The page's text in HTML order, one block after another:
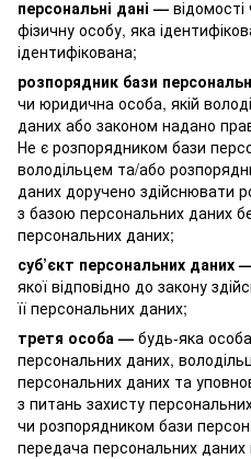
персональні дані —
фізичну особу, яка
ідентифікована;
розпорядник бази
чи юридична особа, якій
даних або законом надано
Не є розпорядником бази
володільцем та/або
даних доручено здійснювати
з базою персональних даних
персональних даних;
суб’єкт персональних даних
якої відповідно до закону
її персональних даних;
третя особа — будь-яка
персональних даних,
персональних даних та
з питань захисту
чи розпорядником бази
передача персональних даних